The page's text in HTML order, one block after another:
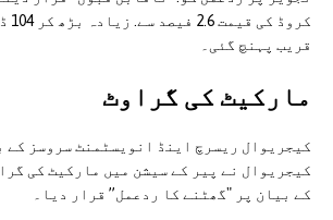
قریب پہنچ گئی۔
مارکیٹ کی گراوٹ
کیجریوال ریسرچ اینڈ انویسٹمنٹ سروسز کے
کیجریوال نے پیر کے سیشن میں مارکیٹ کی
کے بیان پر "گھٹنے کا ردعمل” قرار دیا۔